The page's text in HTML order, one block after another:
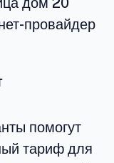
провайдер
помогут
тариф для